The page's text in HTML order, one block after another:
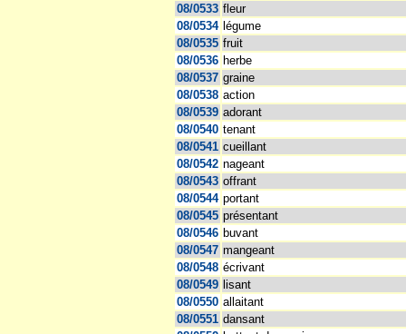
08/0533 fleur
08/0534 légume
08/0535 fruit
08/0536 herbe
08/0537 graine
08/0538 action
08/0539 adorant
08/0540 tenant
08/0541 cueillant
08/0542 nageant
08/0543 offrant
08/0544 portant
08/0545 présentant
08/0546 buvant
08/0547 mangeant
08/0548 écrivant
08/0549 lisant
08/0550 allaitant
08/0551 dansant